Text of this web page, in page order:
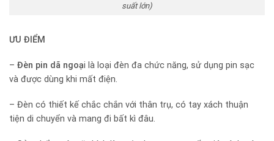
suất lớn)
ƯU ĐIỂM
– Đèn pin dã ngoại là loại đèn đa chức năng, sử dụng pin sạc
và được dùng khi mất điện.
– Đèn có thiết kế chắc chắn với thân trụ, có tay xách thuận
tiện di chuyển và mang đi bất kì đâu.